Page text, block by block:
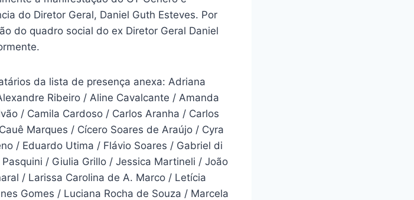
do Diretor Geral, Daniel Guth Esteves. Por
do quadro social do ex Diretor Geral Daniel
da lista de presença anexa: Adriana
Ribeiro / Aline Cavalcante / Amanda
/ Camila Cardoso / Carlos Aranha / Carlos
Marques / Cícero Soares de Araújo / Cyra
/ Eduardo Utima / Flávio Soares / Gabriel di
/ Giulia Grillo / Jessica Martineli / João
/ Larissa Carolina de A. Marco / Letícia
Gomes / Luciana Rocha de Souza / Marcela